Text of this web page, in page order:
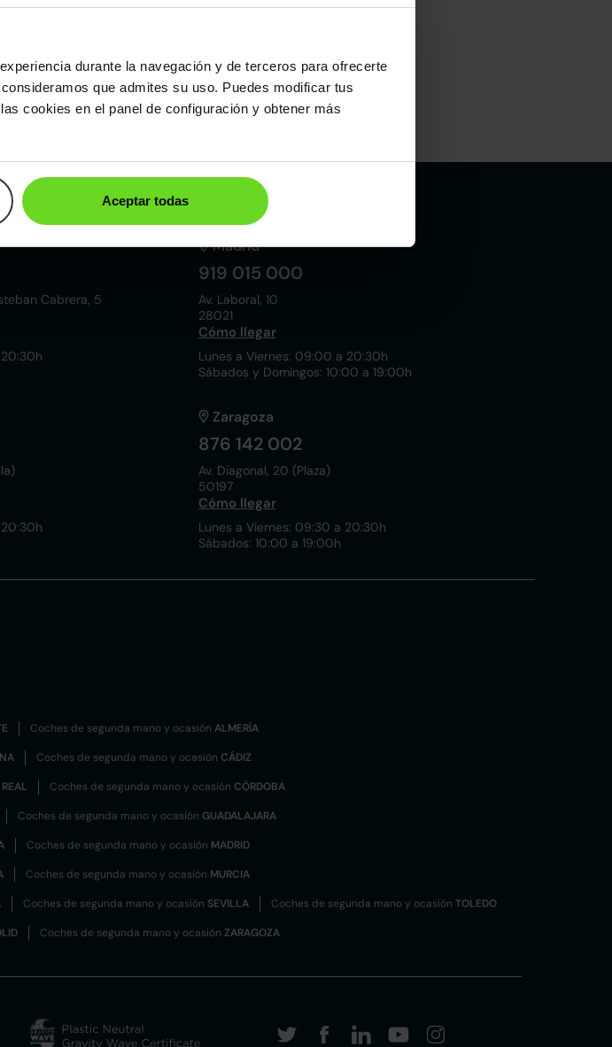
durante la navegación y de terceros para ofrecerte
que admites su uso. Puedes modificar tus
cookies en el panel de configuración y obtener más
Aceptar todas
2
Cabrera, 5
Madrid
919 015 000
Av. Laboral, 10
28021
Cómo llegar
Lunes a Viernes: 09:00 a 20:30h
Sábados y Domingos: 10:00 a 19:00h
Zaragoza
876 142 002
Av. Diagonal, 20 (Plaza)
50197
Cómo llegar
Lunes a Viernes: 09:30 a 20:30h
Sábados: 10:00 a 19:00h
Coches de segunda mano y ocasión ALMERÍA
Coches de segunda mano y ocasión CÁDIZ
Coches de segunda mano y ocasión CÓRDOBA
Coches de segunda mano y ocasión GUADALAJARA
Coches de segunda mano y ocasión MADRID
Coches de segunda mano y ocasión MURCIA
Coches de segunda mano y ocasión SEVILLA Coches de segunda mano y ocasión TOLEDO
Coches de segunda mano y ocasión ZARAGOZA